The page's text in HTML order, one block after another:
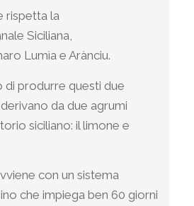
rispetta la
Siciliana,
Lumìa e Arànciu.
di produrre questi due
da due agrumi
siciliano: il limone e
con un sistema
che impiega ben 60 giorni